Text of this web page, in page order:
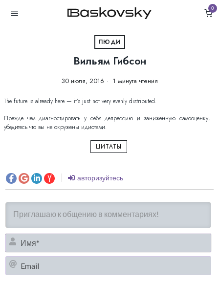
0
ЛЮДИ
Вильям Гибсон
30 июля, 2016 1 минута чтения
The future is already here — it’s just not very evenly distributed.
Прежде чем диагностировать у себя депрессию и заниженную самооценку,
убедитесь что вы не окружены идиотами.
ЦИТАТЫ
авторизуйтесь